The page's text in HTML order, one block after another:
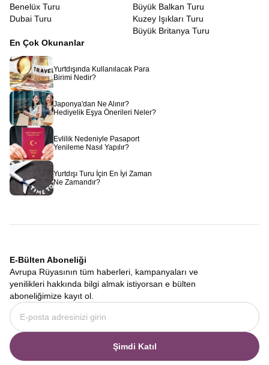
Benelüx Turu
Dubai Turu
Büyük Balkan Turu
Kuzey Işıkları Turu
Büyük Britanya Turu
En Çok Okunanlar
Yurtdışında Kullanılacak Para
Birimi Nedir?
Japonya'dan Ne Alınır?
Hediyelik Eşya Önerileri Neler?
Evlilik Nedeniyle Pasaport
Yenileme Nasıl Yapılır?
Yurtdışı Turu İçin En İyi Zaman
Ne Zamandır?
E-Bülten Aboneliği
Avrupa Rüyasının tüm haberleri, kampanyaları ve
yenilikleri hakkında bilgi almak istiyorsan e bülten
aboneliğimize kayıt ol.
Şimdi Katıl